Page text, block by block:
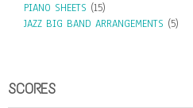
PIANO SHEETS (15)
JAZZ BIG BAND ARRANGEMENTS (5)
SCORES